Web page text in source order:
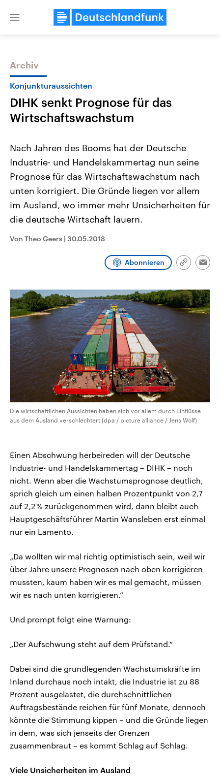
Close
Themen
Landtagswahl Sachsen-Anhalt
2026
Alle Informationen
Sachsen-Anhalt wählt am 6.
September 2026 einen neuen
Landtag. Seit 2021 wird das
Bundesland von einer Koalition aus
Umfragen, Prognosen,
Wahlprogramme, aktuelle Berichte
und Kandidaten der anstehenden
Aktuelle Beiträge,
Hintergründe
Wirtschaftlich und
gehören die Vereinigten
den mächtigsten Ländern
mit großem Einfluss auf
Archiv
Konjunkturaussichten
DIHK senkt Prognose für das
Wirtschaftswachstum
Nach Jahren des Booms hat der Deutsche
Industrie- und Handelskammertag nun seine
Prognose für das Wirtschaftswachstum nach
unten korrigiert. Die Gründe liegen vor allem
im Ausland, wo immer mehr Unsicherheiten für
die deutsche Wirtschaft lauern.
Von Theo Geers | 30.05.2018
Abonnieren
Link
Die wirtschaftlichen Aussichten haben sich vor allem durch Einflüsse
aus dem Ausland verschlechtert (dpa / picture alliance / Jens Wolf)
Einen Abschwung herbeireden will der Deutsche
Industrie- und Handelskammertag – DIHK – noch
nicht. Wenn aber die Wachstumsprognose deutlich,
sprich gleich um einen halben Prozentpunkt von 2,7
auf 2,2 % zurückgenommen wird, dann bleibt auch
Hauptgeschäftsführer Martin Wansleben erst einmal
nur ein Lamento.
„Da wollten wir mal richtig optimistisch sein, weil wir
über Jahre unsere Prognosen nach oben korrigieren
mussten, kaum haben wir es mal gemacht, müssen
wir es nach unten korrigieren.“
Und prompt folgt eine Warnung:
„Der Aufschwung steht auf dem Prüfstand.“
Dabei sind die grundlegenden Wachstumskräfte im
Inland durchaus noch intakt, die Industrie ist zu 88
Prozent ausgelastet, die durchschnittlichen
Auftragsbestände reichen für fünf Monate, dennoch
könnte die Stimmung kippen – und die Gründe liegen
in dem, was sich jenseits der Grenzen
zusammenbraut – es kommt Schlag auf Schlag.
Viele Unsicherheiten im Ausland